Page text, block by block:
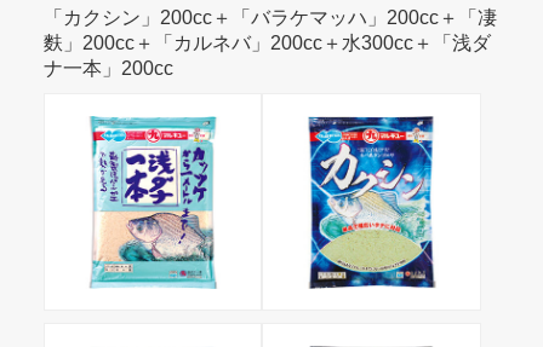
「カクシン」200cc＋「バラケマッハ」200cc＋「凄
麩」200cc＋「カルネバ」200cc＋水300cc＋「浅ダ
ナ一本」200cc